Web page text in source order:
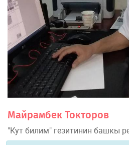
Майрамбек Токторов
"Кут билим" гезитинин башкы